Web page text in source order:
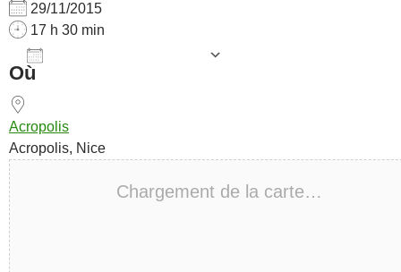
29/11/2015
17 h 30 min
Où
Acropolis
Acropolis, Nice
Chargement de la carte…